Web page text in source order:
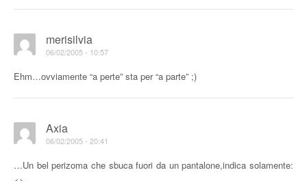
merisilvia
06/02/2005 - 10:57
Ehm…ovviamente “a perte” sta per “a parte” ;)
Axia
06/02/2005 - 20:41
…Un bel perizoma che sbuca fuori da un pantalone,indica solamente: